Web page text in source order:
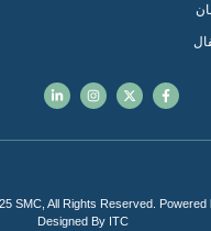
Designed By ITC
SMC, All Rights Reserved. Powered